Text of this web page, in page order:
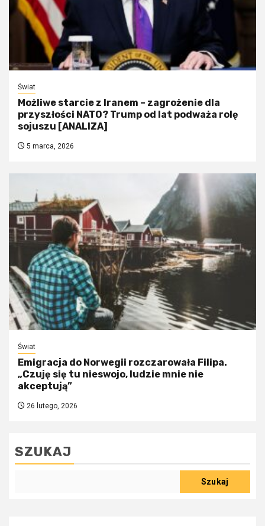
Świat
Możliwe starcie z Iranem – zagrożenie dla
przyszłości NATO? Trump od lat podważa rolę
sojuszu [ANALIZA]
5 marca, 2026
Świat
Emigracja do Norwegii rozczarowała Filipa.
„Czuję się tu nieswojo, ludzie mnie nie
akceptują”
26 lutego, 2026
SZUKAJ
Szukaj